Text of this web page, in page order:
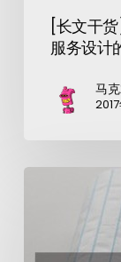
[长文干
服务设计
马